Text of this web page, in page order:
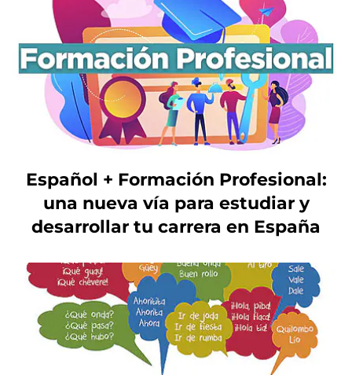
Español + Formación Profesional:
una nueva vía para estudiar y
desarrollar tu carrera en España